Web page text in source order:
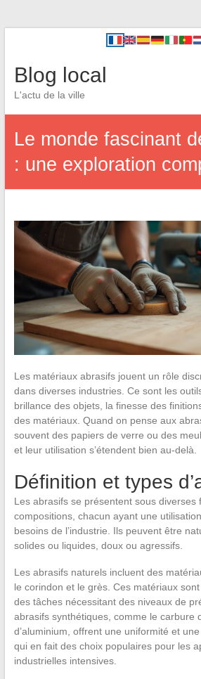
Blog local
L'actu de la ville
Le monde fascinant
: une exploration
Les matériaux abrasifs jouent un rôle
dans diverses industries. Ce sont les
brillance des objets, la finesse des
des matériaux. Quand on pense aux
souvent des papiers de verre ou des
et leur utilisation s’étendent bien au-delà.
Définition et types
Les abrasifs se présentent sous diverses
compositions, chacun ayant une
besoins de l’industrie. Ils peuvent être
solides ou liquides, doux ou agressifs.
Les abrasifs naturels incluent des
le corindon et le grès. Ces matériaux
des tâches nécessitant des niveaux de
abrasifs synthétiques, comme le carbure
d’aluminium, offrent une uniformité et
qui en fait des choix populaires pour les
industrielles intensives.